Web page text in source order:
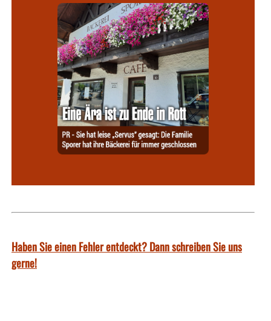
Haben Sie einen Fehler entdeckt? Dann schreiben Sie uns
gerne!